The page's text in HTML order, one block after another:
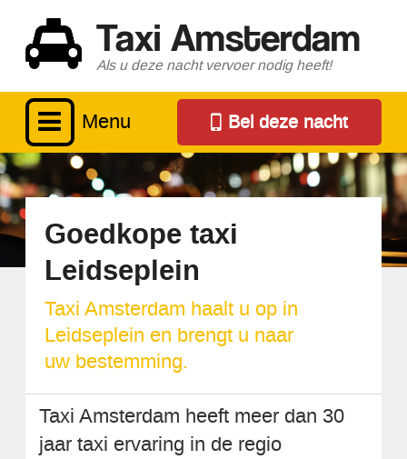
Taxi Amsterdam
Als u deze nacht vervoer nodig heeft!
Menu Bel deze nacht
Goedkope taxi
Leidseplein
Taxi Amsterdam haalt u op in
Leidseplein en brengt u naar
uw bestemming.
Taxi Amsterdam heeft meer dan 30
jaar taxi ervaring in de regio